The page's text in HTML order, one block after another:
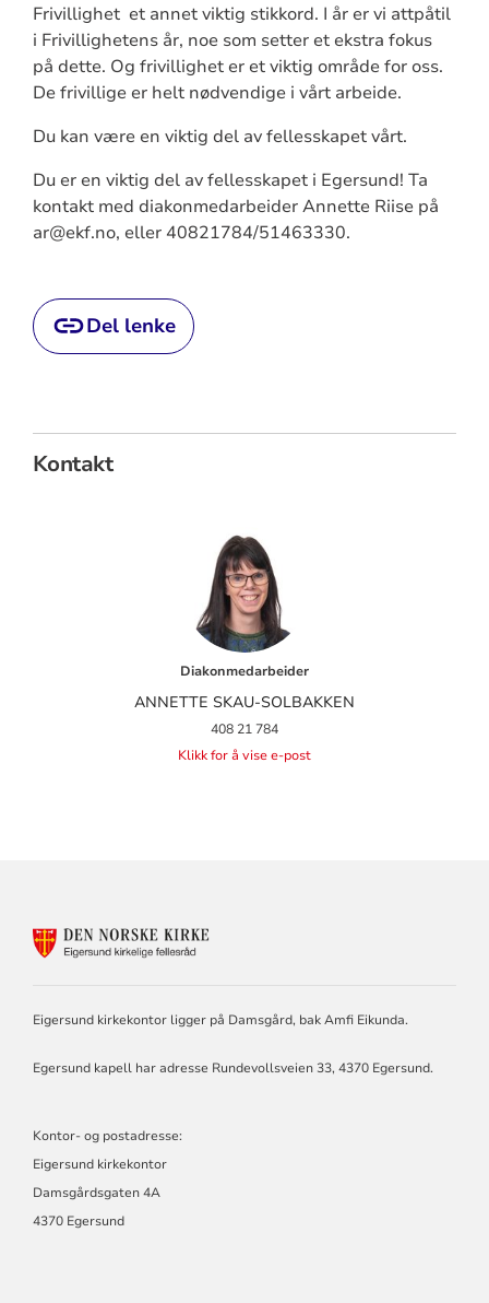
Frivillighet et annet viktig stikkord. I år er vi attpåtil
i Frivillighetens år, noe som setter et ekstra fokus
på dette. Og frivillighet er et viktig område for oss.
De frivillige er helt nødvendige i vårt arbeide.
Du kan være en viktig del av fellesskapet vårt.
Du er en viktig del av fellesskapet i Egersund! Ta
kontakt med diakonmedarbeider Annette Riise på
ar@ekf.no, eller 40821784/51463330.
Del lenke
Kontakt
Diakonmedarbeider
ANNETTE SKAU-SOLBAKKEN
408 21 784
Klikk for å vise e-post
FELLESRÅD
Eigersund kirkekontor ligger på Damsgård, bak Amfi Eikunda.
Egersund kapell har adresse Rundevollsveien 33, 4370 Egersund.
Kontor- og postadresse:
Eigersund kirkekontor
Damsgårdsgaten 4A
4370 Egersund